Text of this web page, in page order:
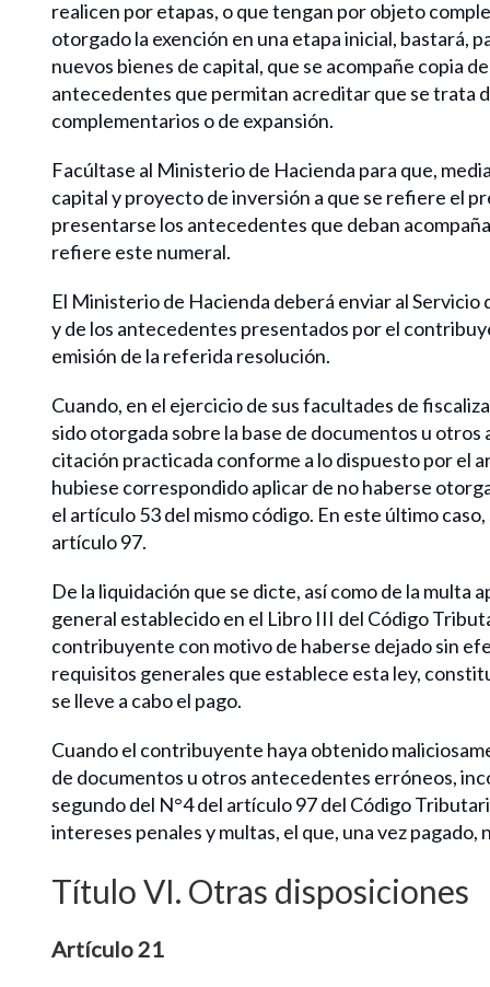
realicen por etapas, o que tengan por objeto
otorgado la exención en una etapa inicial, bastará,
nuevos bienes de capital, que se acompañe copia
antecedentes que permitan acreditar que se trata
complementarios o de expansión.
Facúltase al Ministerio de Hacienda para que,
capital y proyecto de inversión a que se refiere el
presentarse los antecedentes que deban
refiere este numeral.
El Ministerio de Hacienda deberá enviar al
y de los antecedentes presentados por el
emisión de la referida resolución.
Cuando, en el ejercicio de sus facultades de
sido otorgada sobre la base de documentos u
citación practicada conforme a lo dispuesto por el
hubiese correspondido aplicar de no haberse
el artículo 53 del mismo código. En este último
artículo 97.
De la liquidación que se dicte, así como de la
general establecido en el Libro III del Código
contribuyente con motivo de haberse dejado sin
requisitos generales que establece esta ley,
se lleve a cabo el pago.
Cuando el contribuyente haya obtenido
de documentos u otros antecedentes erróneos,
segundo del N°4 del artículo 97 del Código
intereses penales y multas, el que, una vez
Título VI. Otras disposiciones
Artículo 21